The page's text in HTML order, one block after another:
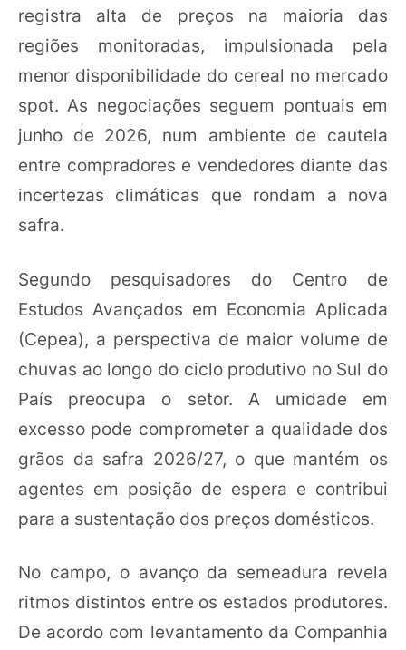
registra alta de preços na maioria das
regiões monitoradas, impulsionada pela
menor disponibilidade do cereal no mercado
spot. As negociações seguem pontuais em
junho de 2026, num ambiente de cautela
entre compradores e vendedores diante das
incertezas climáticas que rondam a nova
safra.
Segundo pesquisadores do Centro de
Estudos Avançados em Economia Aplicada
(Cepea), a perspectiva de maior volume de
chuvas ao longo do ciclo produtivo no Sul do
País preocupa o setor. A umidade em
excesso pode comprometer a qualidade dos
grãos da safra 2026/27, o que mantém os
agentes em posição de espera e contribui
para a sustentação dos preços domésticos.
No campo, o avanço da semeadura revela
ritmos distintos entre os estados produtores.
De acordo com levantamento da Companhia